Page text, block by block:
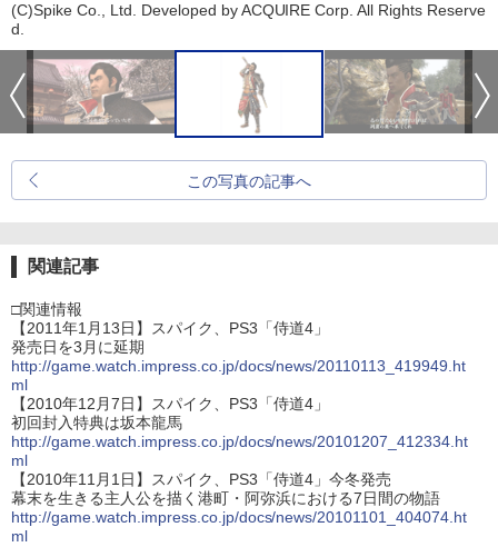
(C)Spike Co., Ltd. Developed by ACQUIRE Corp. All Rights Reserve
d.
この写真の記事へ
関連記事
□関連情報
【2011年1月13日】スパイク、PS3「侍道4」
発売日を3月に延期
http://game.watch.impress.co.jp/docs/news/20110113_419949.ht
ml
【2010年12月7日】スパイク、PS3「侍道4」
初回封入特典は坂本龍馬
http://game.watch.impress.co.jp/docs/news/20101207_412334.ht
ml
【2010年11月1日】スパイク、PS3「侍道4」今冬発売
幕末を生きる主人公を描く港町・阿弥浜における7日間の物語
http://game.watch.impress.co.jp/docs/news/20101101_404074.ht
ml